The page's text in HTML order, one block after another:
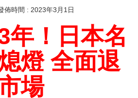
時間 : 2023年3月1日
年！日本名
燈 全面退
場